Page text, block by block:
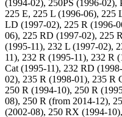
(1994-02), 250PS (1996-02),
225 E, 225 L (1996-06), 225
LD (1997-02), 225 R (1996-
06), 225 RD (1997-02), 225
(1995-11), 232 L (1997-02),
11), 232 R (1995-11), 232 R
Cat (1995-11), 232 RD
02), 235 R (1998-01), 235 R
250 R (1994-10), 250 R
08), 250 R (from 2014-12),
(2002-08), 250 RX (1994-